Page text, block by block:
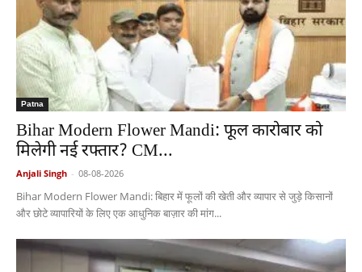
Patna
Bihar Modern Flower Mandi: फूल कारोबार को
मिलेगी नई रफ्तार? CM...
Anjali Singh - 08-08-2026
Bihar Modern Flower Mandi: बिहार में फूलों की खेती और व्यापार से जुड़े किसानों
और छोटे व्यापारियों के लिए एक आधुनिक बाज़ार की मांग...